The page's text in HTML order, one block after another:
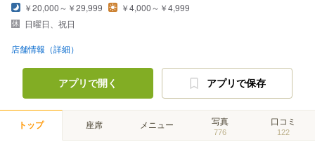
￥20,000～￥29,999
￥4,000～￥4,999
日曜日、祝日
店舗情報（詳細）
アプリで開く アプリで保存
トップ 座席 メニュー 写真
776
口コミ
122